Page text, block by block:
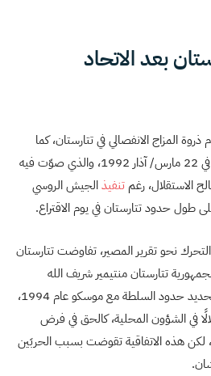
بعد الاتحاد
شهدت الأيام الأولى لعام 1990م ذروة المزاج الانفصالي في تتارستان، كما
انعكس في الاستفتاء الذي جرى في 22 مارس/ آذار 1992، والذي صوّت فيه
تنفيذالجيش الروسي
طول حدود تتارستان في يوم الاقتراع.
نحو تقرير المصير، تفاوضت تتارستان
تتارستان منتيمير شريف الله
خاصة لتحديد حدود السلطة مع موسكو عام 1994،
في الشؤون المحلية، كالحق في فرض
لكن هذه الاتفاقية تقوضت بسبب الحربَين